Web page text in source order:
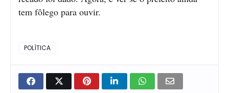
tem fôlego para ouvir.
POLÍTICA